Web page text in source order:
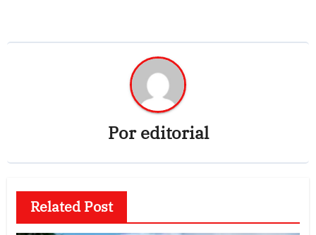
Poreditorial
Related Post